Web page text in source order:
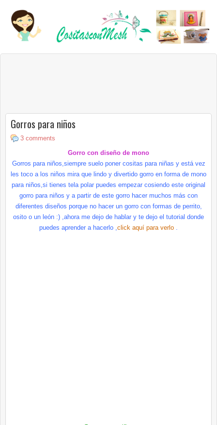
Gorros para niños
3 comments
Gorro con diseño de mono
Gorros para niños,siempre suelo poner cositas para niñas y está vez
les toco a los niños mira que lindo y divertido gorro en forma de mono
para niños,si tienes tela polar puedes empezar cosiendo este original
gorro para niños y a partir de este gorro hacer muchos más con
diferentes diseños porque no hacer un gorro con formas de perrito,
osito o un león :) ,ahora me dejo de hablar y te dejo el tutorial donde
puedes aprender a hacerlo , click aquí para verlo